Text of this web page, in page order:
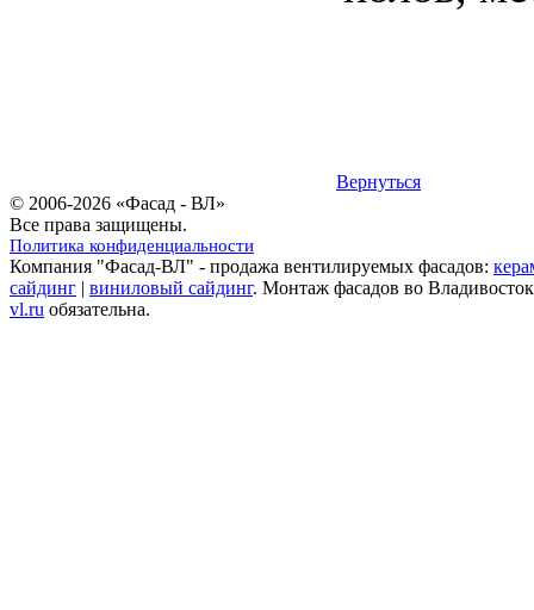
Вернуться
© 2006-2026 «Фасад - ВЛ»
Все права защищены.
Политика конфиденциальности
Компания "Фасад-ВЛ" - продажа вентилируемых фасадов:
сайдинг | виниловый сайдинг. Монтаж фасадов во
vl.ru обязательна.